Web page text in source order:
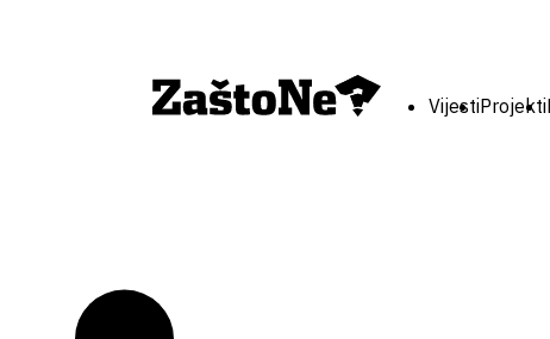
VijestiProjekti